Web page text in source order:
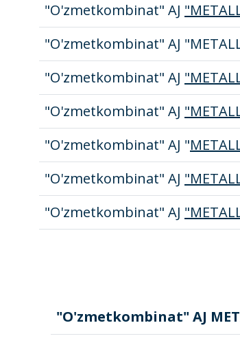
"O'zmetkombinat" AJ
"O'zmetkombinat" AJ
"O'zmetkombinat" AJ
"O'zmetkombinat" AJ
"O'zmetkombinat" AJ "
"O'zmetkombinat" AJ
"O'zmetkombinat" AJ
"O'zmetkombinat" AJ